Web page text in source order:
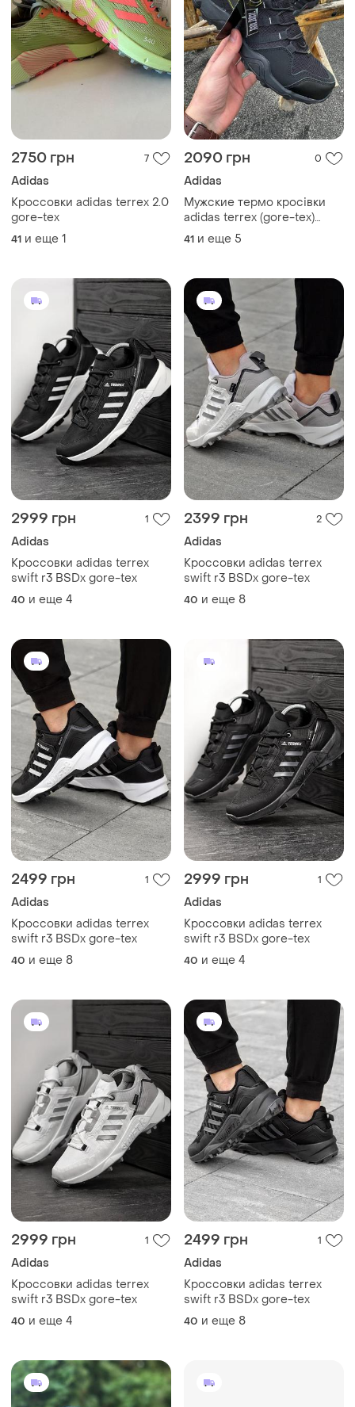
2750 грн 7
Adidas
Кроссовки adidas terrex 2.0
gore-tex
41 и еще 1
2090 грн 0
Adidas
Мужские термо кросівки
adidas terrex (gore-tex)
#адидас
41 и еще 5
2999 грн 1
Adidas
Кроссовки adidas terrex
swift r3 BSDx gore-tex
40 и еще 4
2399 грн 2
Adidas
Кроссовки adidas terrex
swift r3 BSDx gore-tex
40 и еще 8
2499 грн 1
Adidas
Кроссовки adidas terrex
swift r3 BSDx gore-tex
40 и еще 8
2999 грн 1
Adidas
Кроссовки adidas terrex
swift r3 BSDx gore-tex
40 и еще 4
2999 грн 1
Adidas
Кроссовки adidas terrex
swift r3 BSDx gore-tex
40 и еще 4
2499 грн 1
Adidas
Кроссовки adidas terrex
swift r3 BSDx gore-tex
40 и еще 8